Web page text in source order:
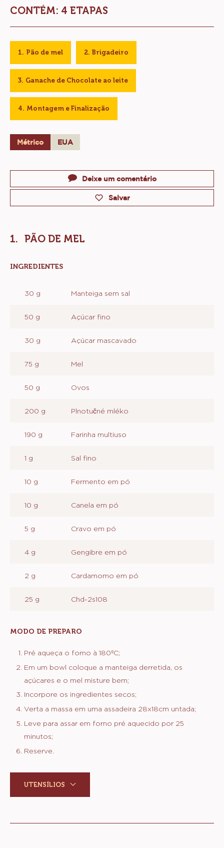
CONTÉM: 4 ETAPAS
Pão de mel Brigadeiro
Ganache de Chocolate ao leite
Montagem e Finalização
Métrico EUA
Deixe um comentário
Salvar
PÃO DE MEL
INGREDIENTES
MEL
30 g Manteiga sem sal
50 g Açúcar fino
30 g Açúcar mascavado
75 g Mel
50 g Ovos
200 g Plnotučné mléko
190 g Farinha multiuso
1 g Sal fino
10 g Fermento em pó
10 g Canela em pó
5 g Cravo em pó
4 g Gengibre em pó
2 g Cardamomo em pó
25 g Chd-2s108
MODO DE PREPARO
DE
Pré aqueça o forno à 180ºC;
Em um bowl coloque a manteiga derretida, os
açúcares e o mel misture bem;
Incorpore os ingredientes secos;
Verta a massa em uma assadeira 28x18cm untada;
Leve para assar em forno pré aquecido por 25
minutos;
Reserve.
UTENSÍLIOS